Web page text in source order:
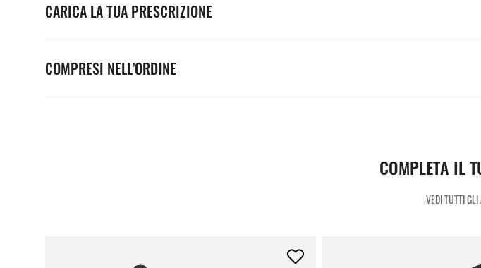
CARICA LA TUA PRESCRIZIONE
COMPRESI NELL’ORDINE
COMPLETA IL
VEDI TUTTI